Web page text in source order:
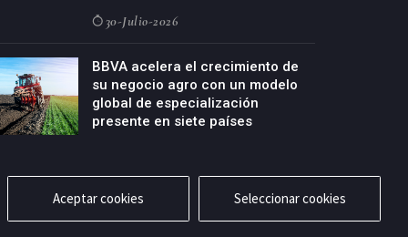
30-Julio-2026
BBVA acelera el crecimiento de
su negocio agro con un modelo
global de especialización
presente en siete países
Aceptar cookies Seleccionar cookies